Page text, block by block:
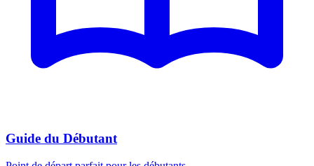
Guide du Débutant